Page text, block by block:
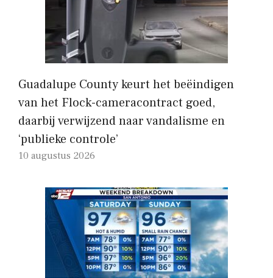
Guadalupe County keurt het beëindigen
van het Flock-cameracontract goed,
daarbij verwijzend naar vandalisme en
‘publieke controle’
10 augustus 2026